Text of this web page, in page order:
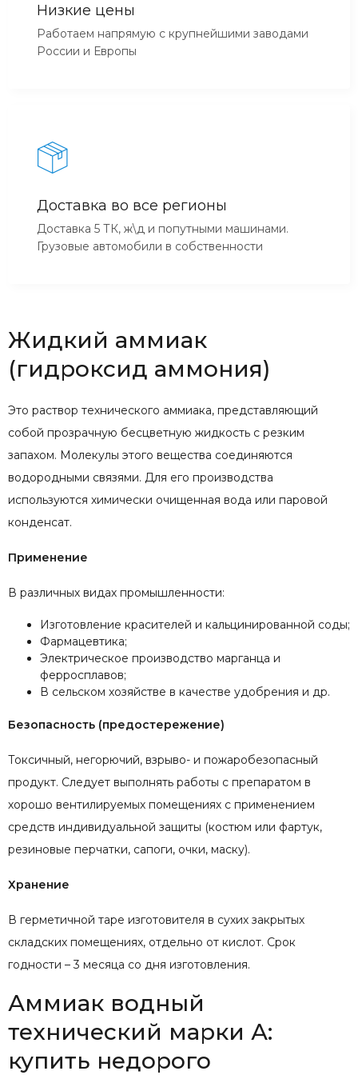
Низкие цены
Работаем напрямую с крупнейшими заводами
России и Европы
Доставка во все регионы
Доставка 5 ТК, ж\д и попутными машинами.
Грузовые автомобили в собственности
Жидкий аммиак
(гидроксид аммония)
Это раствор технического аммиака, представляющий
собой прозрачную бесцветную жидкость с резким
запахом. Молекулы этого вещества соединяются
водородными связями. Для его производства
используются химически очищенная вода или паровой
конденсат.
Применение
В различных видах промышленности:
Изготовление красителей и кальцинированной соды;
Фармацевтика;
Электрическое производство марганца и
ферросплавов;
В сельском хозяйстве в качестве удобрения и др.
Безопасность (предостережение)
Токсичный, негорючий, взрыво- и пожаробезопасный
продукт. Следует выполнять работы с препаратом в
хорошо вентилируемых помещениях с применением
средств индивидуальной защиты (костюм или фартук,
резиновые перчатки, сапоги, очки, маску).
Хранение
В герметичной таре изготовителя в сухих закрытых
складских помещениях, отдельно от кислот. Срок
годности – 3 месяца со дня изготовления.
Аммиак водный
технический марки А:
купить недорого